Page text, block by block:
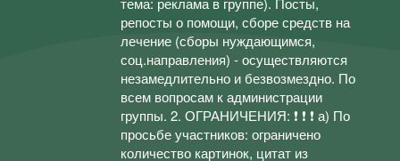
репосты о помощи, сборе средств на
лечение (сборы нуждающимся,
соц.направления) - осуществляются
незамедлительно и безвозмездно. По
всем вопросам к администрации
группы. 2. ОГРАНИЧЕНИЯ: ❗ ❗ ❗ а) По
просьбе участников: ограничено
количество картинок, цитат из